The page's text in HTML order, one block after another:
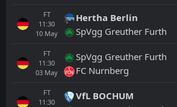
FT
11:30
10 May
Hertha Berlin
SpVgg Greuther Furth
FT
11:30
03 May
SpVgg Greuther Furth
FC Nurnberg
FT
11:30
VfL BOCHUM